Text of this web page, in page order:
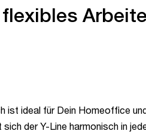
ist ideal für Dein Homeoffice
der Y-Line harmonisch in